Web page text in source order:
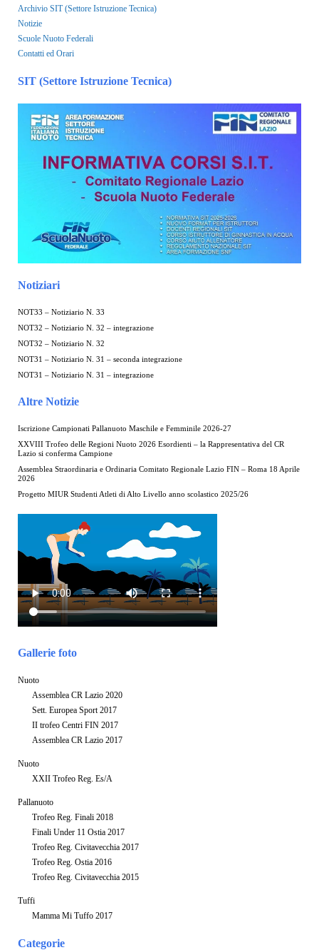
Archivio SIT (Settore Istruzione Tecnica)
Notizie
Scuole Nuoto Federali
Contatti ed Orari
SIT (Settore Istruzione Tecnica)
Notiziari
NOT33 – Notiziario N. 33
NOT32 – Notiziario N. 32 – integrazione
NOT32 – Notiziario N. 32
NOT31 – Notiziario N. 31 – seconda integrazione
NOT31 – Notiziario N. 31 – integrazione
Altre Notizie
Iscrizione Campionati Pallanuoto Maschile e Femminile 2026-27
XXVIII Trofeo delle Regioni Nuoto 2026 Esordienti – la Rappresentativa del CR
Lazio si conferma Campione
Assemblea Straordinaria e Ordinaria Comitato Regionale Lazio FIN – Roma 18 Aprile
2026
Progetto MIUR Studenti Atleti di Alto Livello anno scolastico 2025/26
Gallerie foto
Nuoto
Assemblea CR Lazio 2020
Sett. Europea Sport 2017
II trofeo Centri FIN 2017
Assemblea CR Lazio 2017
Nuoto
XXII Trofeo Reg. Es/A
Pallanuoto
Trofeo Reg. Finali 2018
Finali Under 11 Ostia 2017
Trofeo Reg. Civitavecchia 2017
Trofeo Reg. Ostia 2016
Trofeo Reg. Civitavecchia 2015
Tuffi
Mamma Mi Tuffo 2017
Categorie